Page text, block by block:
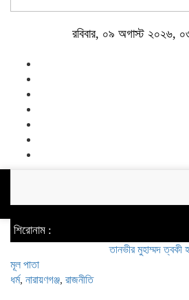
রবিবার, ০৯ অগাস্ট ২০২৬,
শিরোনাম :
তানভীর মুহাম্মদ ত্বকী হত্যা
মূল পাতা
ধর্ম, নারায়ণগঞ্জ, রাজনীতি